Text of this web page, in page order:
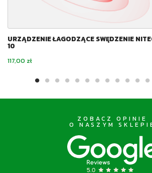
URZĄDZENIE ŁAGODZĄCE SWĘDZENIE
10
Cena
117,00 zł
ZOBACZ OPINIE
O NASZYM